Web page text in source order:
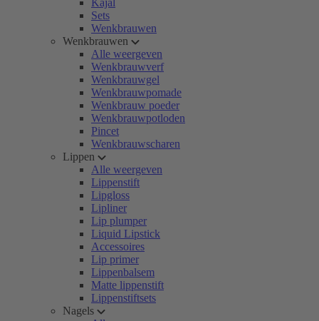
Kajal
Sets
Wenkbrauwen
Wenkbrauwen
Alle weergeven
Wenkbrauwverf
Wenkbrauwgel
Wenkbrauwpomade
Wenkbrauw poeder
Wenkbrauwpotloden
Pincet
Wenkbrauwscharen
Lippen
Alle weergeven
Lippenstift
Lipgloss
Lipliner
Lip plumper
Liquid Lipstick
Accessoires
Lip primer
Lippenbalsem
Matte lippenstift
Lippenstiftsets
Nagels